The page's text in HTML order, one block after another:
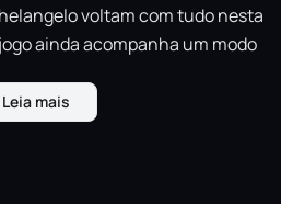
voltam com tudo nesta
ainda acompanha um modo
dor sobre seus inimigos!
Leia mais